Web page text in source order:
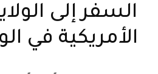
السفر إلى
الأمريكية في